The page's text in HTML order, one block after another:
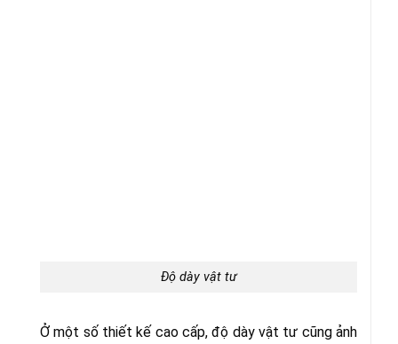
Độ dày vật tư
Ở một số thiết kế cao cấp, độ dày vật tư cũng ảnh